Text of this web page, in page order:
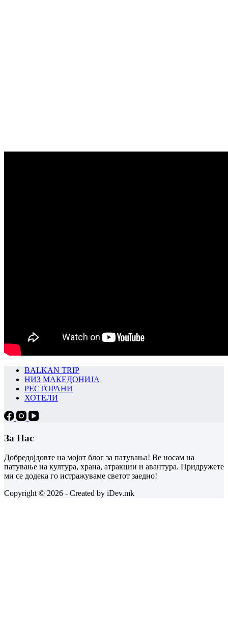
BALKAN TRIP
НИЗ МАКЕДОНИЈА
РЕСТОРАНИ
ХОТЕЛИ
За Нас
Добредојдовте на мојот блог за патувања! Ве носам на
патување на култура, храна, атракции и авантура. Придружете
ми се додека го истражуваме светот заедно!
Copyright © 2026 - Created by iDev.mk